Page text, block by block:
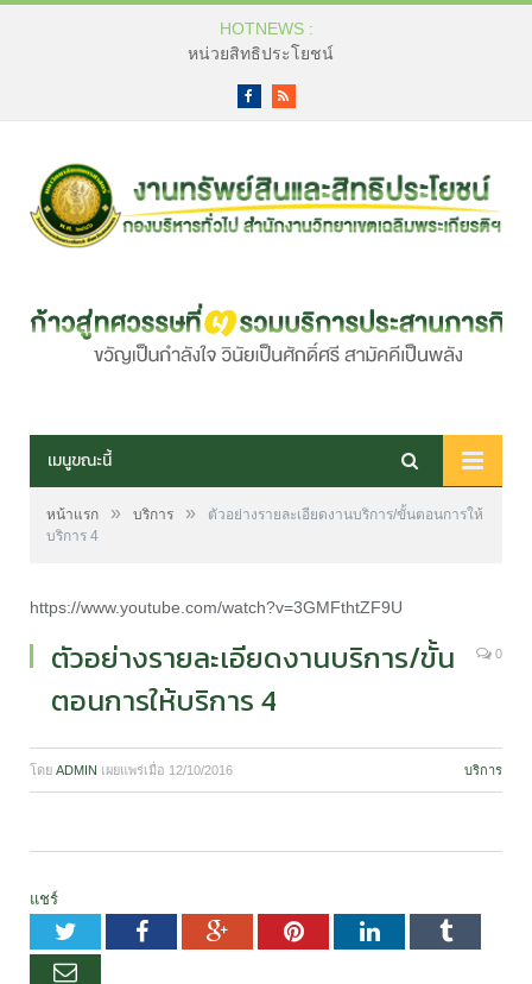
HOTNEWS :
หน่วยสิทธิประโยชน์
FacebookRSS
เมนูขณะนี้
หน้าแรก » บริการ »
ตัวอย่างรายละเอียดงานบริการ/ขั้นตอนการให้
บริการ 4
https://www.youtube.com/watch?v=3GMFthtZF9U
ตัวอย่างรายละเอียดงานบริการ/ขั้น
ตอนการให้บริการ 4
0
โดย ADMIN เผยแพร่เมื่อ 12/10/2016 บริการ
แชร์
TwitterFacebookGoogle+PinterestLinkedInTumblr
อีเมล